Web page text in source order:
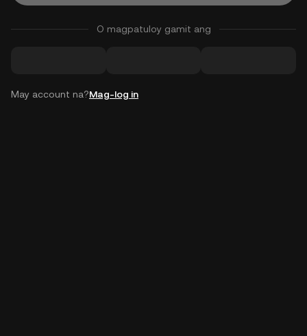
O magpatuloy gamit ang
May account na?Mag-log in